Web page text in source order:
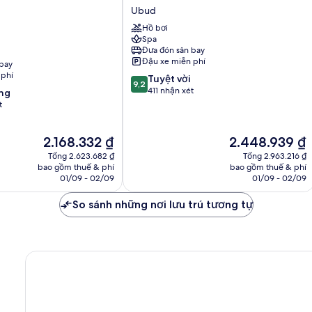
Giá
hiện
tại
2.168.332 ₫
2.168.332 ₫
Tổng 2.623.682 ₫
bao gồm thuế & phí
01/09 - 02/09
by
Marriott
Bali
Ubud
Ubud
Ubud
Hồ bơi
Spa
Đưa đón sân bay
Đậu xe miễn phí
9.2
trên
9,2 Tuyệt vời
411 nhận xét
Giá
hiện
tại
2.448.939 ₫
2.448.939 ₫
Tổng 2.963.216 ₫
bao gồm thuế & phí
01/09 - 02/09
So sánh những nơi lưu trú tương tự